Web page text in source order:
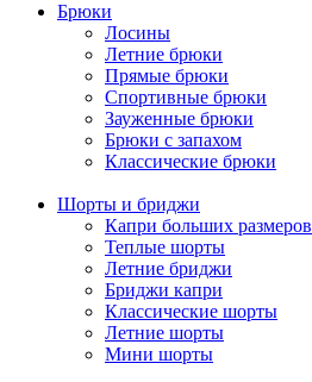
Брюки
Лосины
Летние брюки
Прямые брюки
Спортивные брюки
Зауженные брюки
Брюки с запахом
Классические брюки
Шорты и бриджи
Капри больших размеров
Теплые шорты
Летние бриджи
Бриджи капри
Классические шорты
Летние шорты
Мини шорты